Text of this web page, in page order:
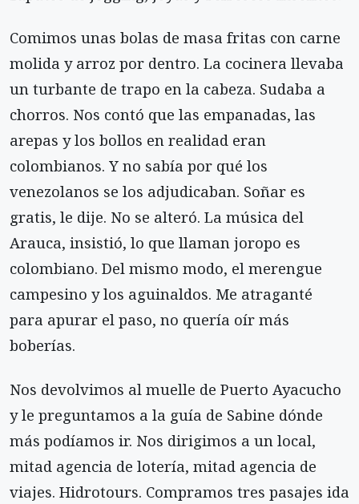
Comimos unas bolas de masa fritas con carne
molida y arroz por dentro. La cocinera llevaba
un turbante de trapo en la cabeza. Sudaba a
chorros. Nos contó que las empanadas, las
arepas y los bollos en realidad eran
colombianos. Y no sabía por qué los
venezolanos se los adjudicaban. Soñar es
gratis, le dije. No se alteró. La música del
Arauca, insistió, lo que llaman joropo es
colombiano. Del mismo modo, el merengue
campesino y los aguinaldos. Me atraganté
para apurar el paso, no quería oír más
boberías.
Nos devolvimos al muelle de Puerto Ayacucho
y le preguntamos a la guía de Sabine dónde
más podíamos ir. Nos dirigimos a un local,
mitad agencia de lotería, mitad agencia de
viajes. Hidrotours. Compramos tres pasajes ida